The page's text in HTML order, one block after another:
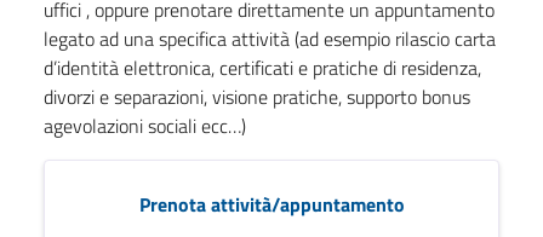
uffici , oppure prenotare direttamente un appuntamento
legato ad una specifica attività (ad esempio rilascio carta
d’identità elettronica, certificati e pratiche di residenza,
divorzi e separazioni, visione pratiche, supporto bonus
agevolazioni sociali ecc…)
Prenota attività/appuntamento